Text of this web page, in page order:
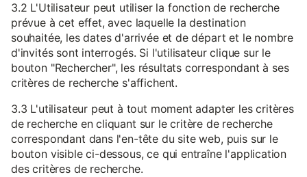
3.2 L'Utilisateur peut utiliser la fonction de recherche
prévue à cet effet, avec laquelle la destination
souhaitée, les dates d'arrivée et de départ et le nombre
d'invités sont interrogés. Si l'utilisateur clique sur le
bouton "Rechercher", les résultats correspondant à ses
critères de recherche s'affichent.
3.3 L'utilisateur peut à tout moment adapter les critères
de recherche en cliquant sur le critère de recherche
correspondant dans l'en-tête du site web, puis sur le
bouton visible ci-dessous, ce qui entraîne l'application
des critères de recherche.